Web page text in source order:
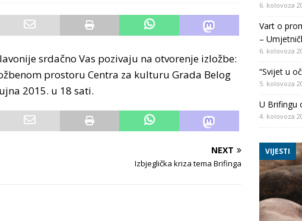
srdačno Vas pozivaju na otvorenje izložbe:
prostoru Centra za kulturu Grada Belog
2015. u 18 sati.
NEXT
Izbjeglička kriza tema Brifinga
6. kolovoza
Vart o
–
6. kolovoza
“Svijet u
5. kolovoza
U Brifingu
4. kolovoza
VIJESTI